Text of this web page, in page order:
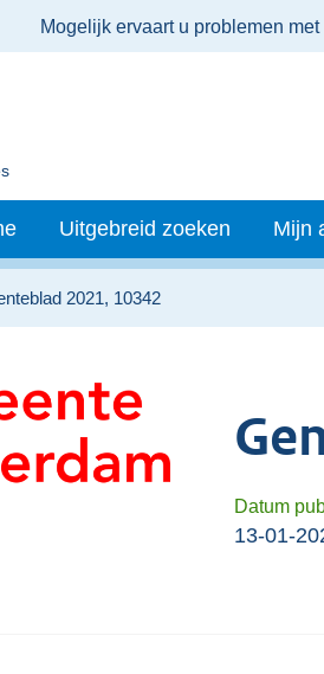
Mogelijk ervaart u problemen
Uitgebreid zoeken Mijn
2021, 10342
Datum
13-01-